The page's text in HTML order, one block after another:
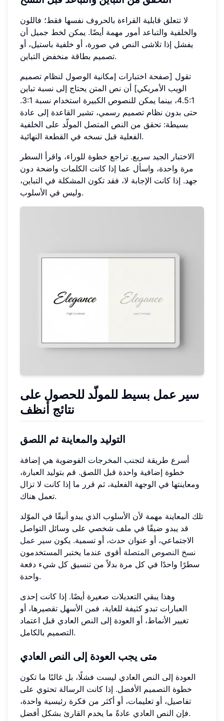
لا تتعلق قابلية القراءة بالحروف نفسها فقط؛ فاللون
والخلفية والتباعد أمور مهمة أيضًا. يمكن لخط جميل أن
يفشل إذا تلاشى النص في صورة، أو خلفية باستيل، أو
تصميم بطاقة منخفض التباين.
تقول [صفحة اختبارات إمكانية الوصول لنظام تصميم
الويب الأمريكي] أن نص المتن يحتاج إلى نسبة تباين
4.5:1، بينما يمكن للنصوص الكبيرة استخدام نسبة 3:1.
حتى بدون نظام تصميم رسمي، تشير القاعدة إلى عادة
بسيطة: تحقق من النص المتصل المولّد على الخلفية
الفعلية قبل نسخه في القطعة النهائية.
الاختبار الجيد سريع. تراجع خطوة للوراء، واقرأ السطر
مرة واحدة، واسأل عما إذا كانت الكلمات واضحة دون
جهد. إذا كانت الإجابة لا، فقد تكون المشكلة في التباين،
وليس في الأسلوب.
سير عمل بسيط للمولّد للحصول على
نتائج أنظف
التوليد والمعاينة ثم اللصق
أسرع طريقة لتجنب المخرجات الفوضوية هي إضافة
خطوة إضافية واحدة قبل اللصق. قم بتوليد العبارة،
ومعاينتها في الوجهة الفعلية، ثم قرر ما إذا كانت لا تزال
تعمل هناك.
تلك المعاينة مهمة لأن الأسلوب الذي يبدو أنيقًا في الموّلد
قد يبدو ضيقًا في ملف شخصي على وسائل التواصل
الاجتماعي، أو عنوان حدث، أو تسمية. يكون سير عمل
نسخ النصوص المتصلة أقوى عندما يختبر المستخدمون
سطرًا واحدًا في كل مرة بدلاً من تنسيق كل شيء دفعة
واحدة.
وهذا يبقي التعديلات صغيرة أيضًا. إذا كانت إحدى
العبارات تبدو كثيفة للغاية، فمن الأسهل تقصيرها، أو
تغيير الأنماط، أو العودة إلى النص العادي قبل اعتماد
التصميم بالكامل.
متى يجب العودة إلى النص العادي
العودة إلى النص العادي ليست فشلًا، بل غالبًا ما تكون
خطوة التصميم الأفضل. إذا كانت الرسالة تحتوي على
تفاصيل، أو تعليمات، أو أكثر من فكرة رئيسية واحدة،
فإن النص العادي عادةً ما يخدم القارئ بشكل أفضل.